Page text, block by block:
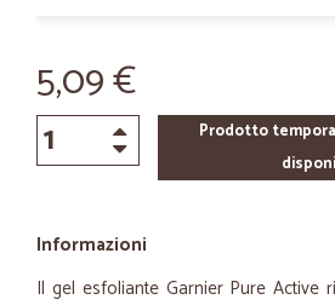
5,09 €
Prodotto
Informazioni
Il gel esfoliante Garnier Pure Active